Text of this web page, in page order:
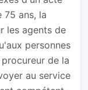
ans, la
les agents de
personnes
de la
au service